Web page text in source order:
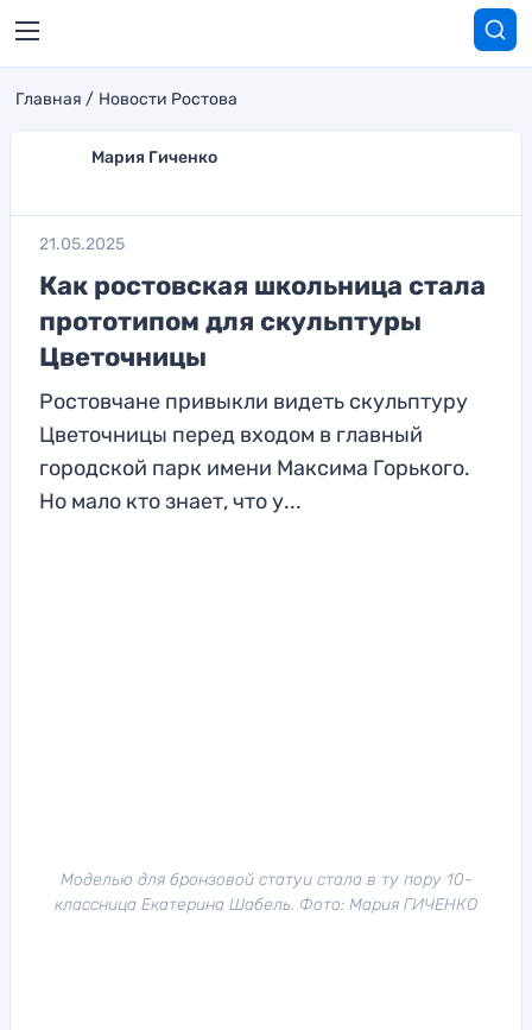
Главная Новости Ростова
Мария Гиченко
21.05.2025
Как ростовская школьница стала
прототипом для скульптуры
Цветочницы
Ростовчане привыкли видеть скульптуру
Цветочницы перед входом в главный
городской парк имени Максима Горького.
Но мало кто знает, что у...
Моделью для бронзовой статуи стала в ту пору 10-
классница Екатерина Шабель. Фото: Мария ГИЧЕНКО